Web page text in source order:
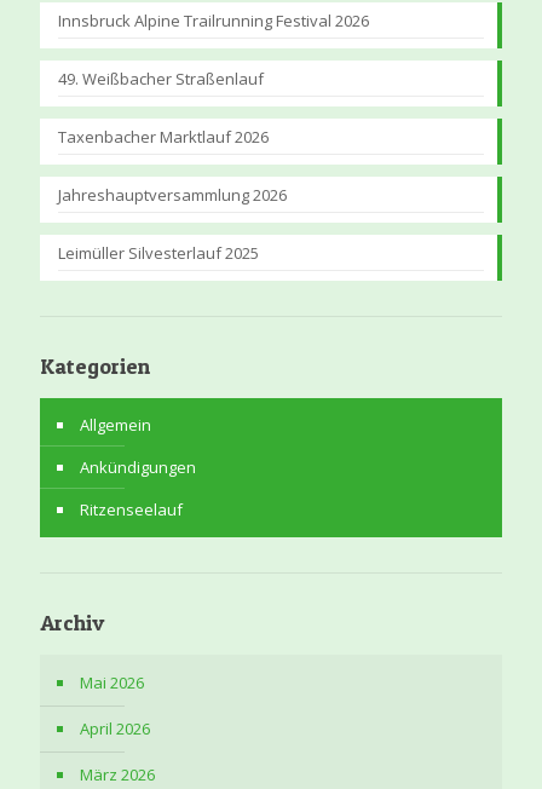
Innsbruck Alpine Trailrunning Festival 2026
49. Weißbacher Straßenlauf
Taxenbacher Marktlauf 2026
Jahreshauptversammlung 2026
Leimüller Silvesterlauf 2025
Kategorien
Allgemein
Ankündigungen
Ritzenseelauf
Archiv
Mai 2026
April 2026
März 2026